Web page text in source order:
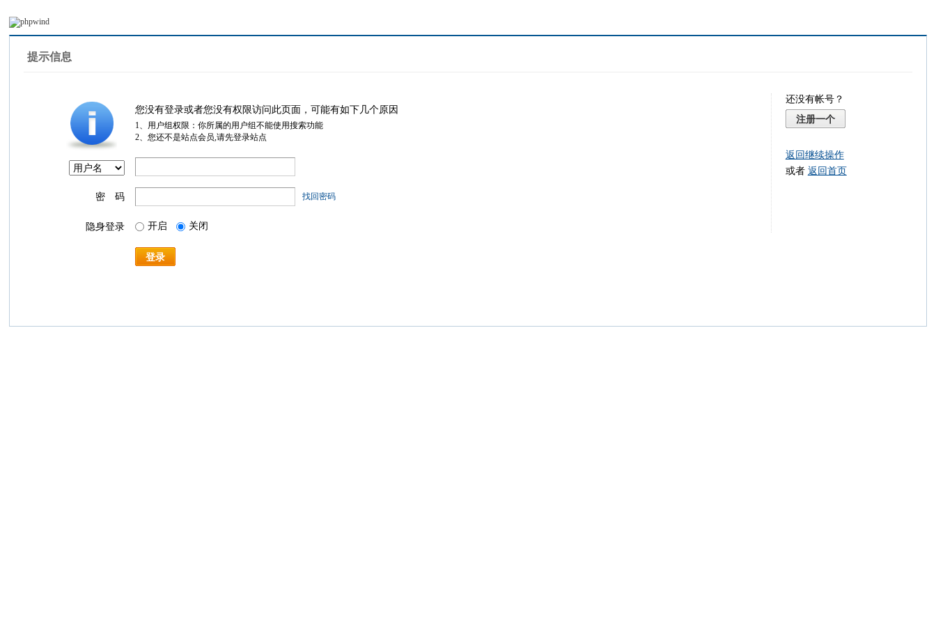
提示信息
您没有登录或者您没有权限访问此页面，可能有如下几个原因
1、用户组权限：你所属的用户组不能使用搜索功能
2、您还不是站点会员,请先登录站点
密 码 找回密码
隐身登录 开启 关闭
登录
还没有帐号？
注册一个
返回继续操作
或者 返回首页